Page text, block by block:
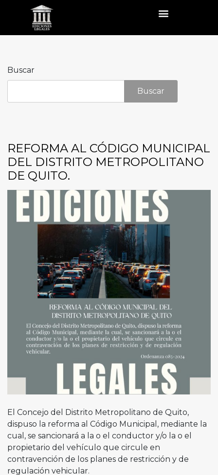
Buscar
Buscar
REFORMA AL CÓDIGO MUNICIPAL
DEL DISTRITO METROPOLITANO
DE QUITO.
El Concejo del Distrito Metropolitano de Quito,
dispuso la reforma al Código Municipal, mediante la
cual, se sancionará a la o el conductor y/o la o el
propietario del vehículo que circule en
contravención de los planes de restricción y de
regulación vehicular.